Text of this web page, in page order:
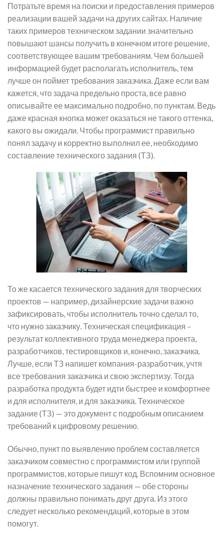
Потратьте время на поиски и предоставления примеров
реализации вашей задачи на других сайтах. Наличие
таких примеров техническом задании значительно
повышают шансы получить в конечном итоге решение,
соответствующее вашим требованиям. Чем большей
информацией будет располагать исполнитель, тем
лучше он поймет требования заказчика. Даже если вам
кажется, что задача предельно проста, все равно
описывайте ее максимально подробно, по пунктам. Ведь
даже красная кнопка может оказаться не такого оттенка,
какого вы ожидали. Чтобы программист правильно
понял задачу и корректно выполнил ее, необходимо
составление технического задания (ТЗ).
То же касается технического задания для творческих
проектов — например, дизайнерские задачи важно
зафиксировать, чтобы исполнитель точно сделал то,
что нужно заказчику. Техническая спецификация –
результат коллективного труда менеджера проекта,
разработчиков, тестировщиков и, конечно, заказчика.
Лучше, если ТЗ напишет компания-разработчик, учтя
все требования заказчика и свою экспертизу. Тогда
разработка продукта будет идти быстрее и комфортнее
и для исполнителя, и для заказчика. Техническое
задание (ТЗ) — это документ с подробным описанием
требований к цифровому решению.
Обычно, пункт по выявлению проблем составляется
заказчиком совместно с программистом или группой
программистов, которые пишут код. Вспомним основное
назначение технического задания — обе стороны
должны правильно понимать друг друга. Из этого
следует несколько рекомендаций, которые в этом
помогут.